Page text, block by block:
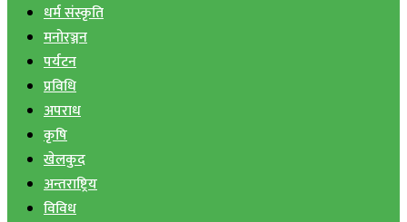
धर्म संस्कृति
मनोरञ्जन
पर्यटन
प्रविधि
अपराध
कृषि
खेलकुद
अन्तराष्ट्रिय
विविध